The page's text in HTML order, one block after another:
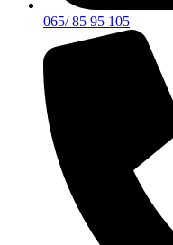
065/ 85 95 105